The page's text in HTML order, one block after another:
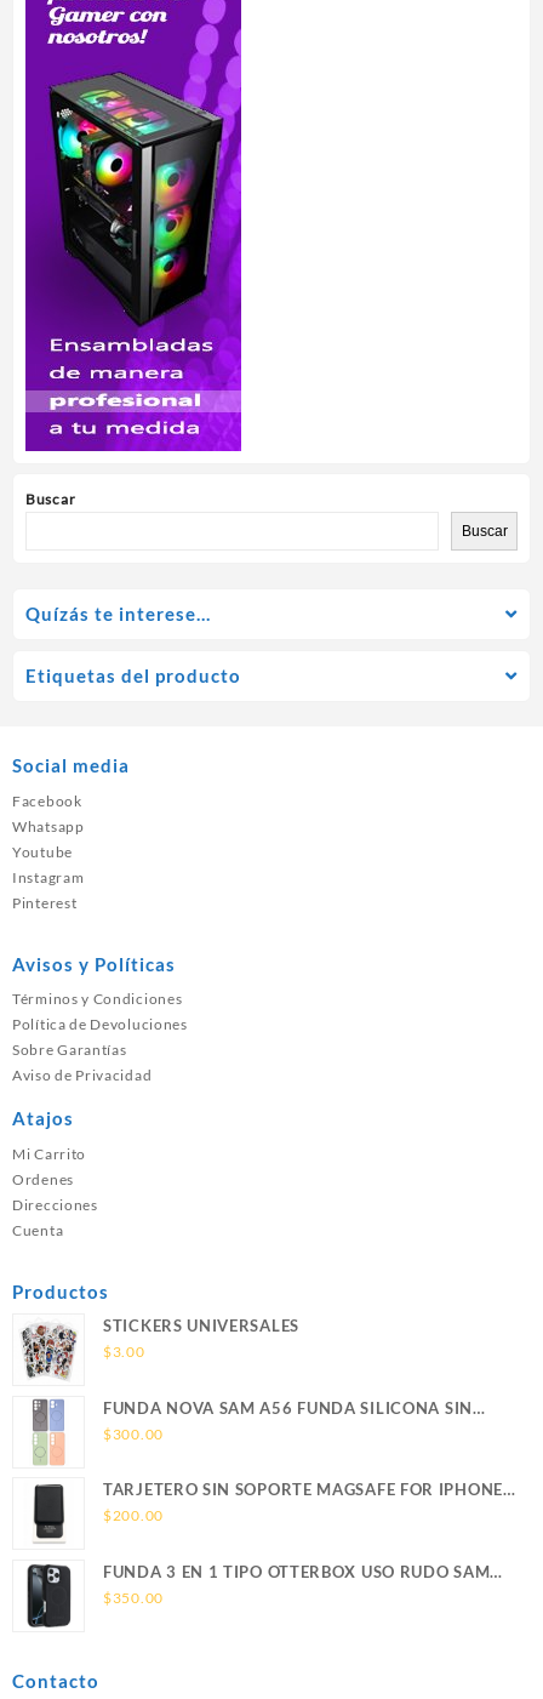
Buscar
Buscar
Quízás te interese…
Etiquetas del producto
Social media
Facebook
Whatsapp
Youtube
Instagram
Pinterest
Avisos y Políticas
Términos y Condiciones
Política de Devoluciones
Sobre Garantías
Aviso de Privacidad
Atajos
Mi Carrito
Ordenes
Direcciones
Cuenta
Productos
STICKERS UNIVERSALES
$3.00
FUNDA NOVA SAM A56 FUNDA SILICONA SIN
SOPORTE MAGNETICO SAMSUNG
$300.00
TARJETERO SIN SOPORTE MAGSAFE FOR IPHONE
LEATHER WALLET MAGSAFE
$200.00
FUNDA 3 EN 1 TIPO OTTERBOX USO RUDO SAM
S26 ULTRA SAMSUNG S26 ULTRA
$350.00
Contacto